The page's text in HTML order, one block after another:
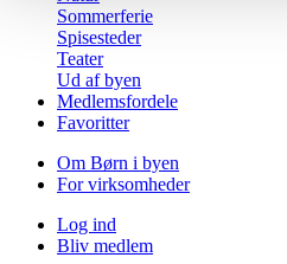
Sommerferie
Spisesteder
Teater
Ud af byen
Medlemsfordele
Favoritter
Om Børn i byen
For virksomheder
Log ind
Bliv medlem